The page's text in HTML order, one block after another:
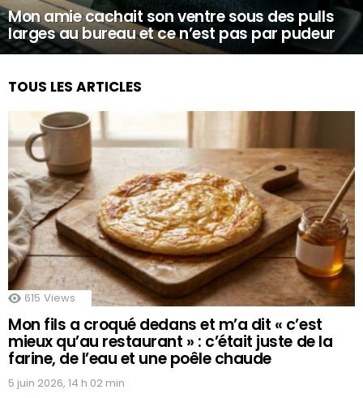
Mon amie cachait son ventre sous des pulls
larges au bureau et ce n’est pas par pudeur
TOUS LES ARTICLES
615 Views
Mon fils a croqué dedans et m’a dit « c’est
mieux qu’au restaurant » : c’était juste de la
farine, de l’eau et une poêle chaude
5 juin 2026, 14 h 02 min